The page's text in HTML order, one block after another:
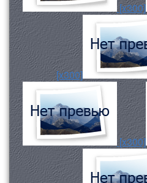
[x300]
[x300]
[x300]